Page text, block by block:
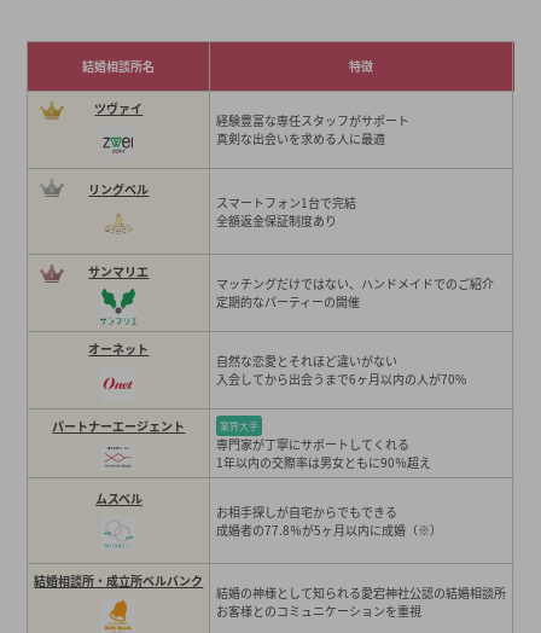
15位 ドクターマリッジ【福岡サロン】
16位 結婚相談所ハピネス【福岡店】
17位 ベストパートナー【福岡県博多】
18位 結婚相談所ラナスマイル【福岡】
19位 ドリマド【福岡】
20位 Rubis結婚相談所【北九州】
21位 はかたの縁結び 笑福【福岡】
22位 Destiny【久留米】
23位 結婚相談所プラスKOU【福岡天神】
24位 テノマリ【福岡】
25位 福岡の結婚相談所 Ivy terrace J【福岡】
その他おすすめの結婚相談所
結婚相談所ハルマリ（HARU MARRIAGE）【福岡店】
ライフパートナー
結婚相談所ハピネス【久留米本店・福岡店】
良縁の大進【北九州サロン】
福岡の結婚相談所をさまざまなランキングで発表
結婚相談所名 特徴
ツヴァイ
経験豊富な専任スタッフがサポート
真剣な出会いを求める人に最適
リングベル
スマートフォン1台で完結
全額返金保証制度あり
サンマリエ
マッチングだけではない、ハンドメイドでのご紹介
定期的なパーティーの開催
オーネット
自然な恋愛とそれほど違いがない
入会してから出会うまで6ヶ月以内の人が70%
パートナーエージェント 業界大手
専門家が丁寧にサポートしてくれる
1年以内の交際率は男女ともに90％超え
ムスベル
お相手探しが自宅からでもできる
成婚者の77.8％が5ヶ月以内に成婚（※）
結婚相談所・成立所ベルバンク
結婚の神様として知られる愛宕神社公認の結婚相談所
お客様とのコミュニケーションを重視